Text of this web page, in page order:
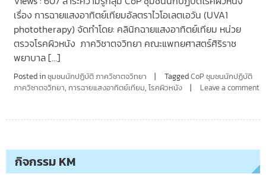
เรื่อง การฉายแสงอาทิตย์เทียมอัลตราไวโอเลตเอวัน (UVA1
phototherapy) จัดทำโดย: คลินิกฉายแสงอาทิตย์เทียม หน่วย
ตรวจโรคผิวหนัง ภาควิชาตจวิทยา คณะแพทยศาสตร์ศิริราช
พยาบาล […]
Posted inชุมชนนักปฏิบัติ ภาควิชาตจวิทยา TaggedCoP ชุมชนนักปฏิบัติ
ภาควิชาตจวิทยา, การฉายแสงอาทิตย์เทียม, โรคผิวหนัง Leave a comment
กิจกรรม KM